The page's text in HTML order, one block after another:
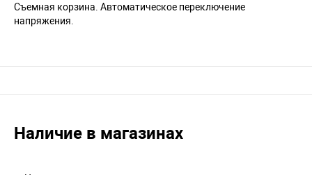
Съемная корзина. Автоматическое переключение
напряжения.
Наличие в магазинах